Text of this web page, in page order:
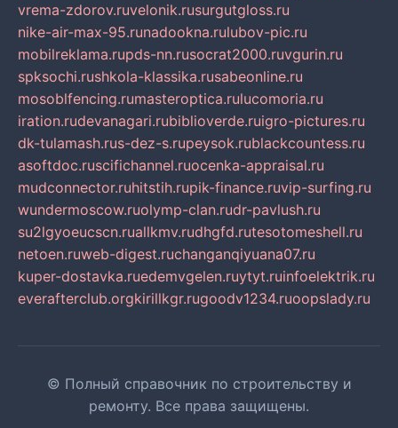
vrema-zdorov.ruvelonik.rusurgutgloss.ru
nike-air-max-95.runadookna.rulubov-pic.ru
mobilreklama.rupds-nn.rusocrat2000.ruvgurin.ru
spksochi.rushkola-klassika.rusabeonline.ru
mosoblfencing.rumasteroptica.rulucomoria.ru
iration.rudevanagari.rubiblioverde.ruigro-pictures.ru
dk-tulamash.rus-dez-s.rupeysok.rublackcountess.ru
asoftdoc.ruscifichannel.ruocenka-appraisal.ru
mudconnector.ruhitstih.rupik-finance.ruvip-surfing.ru
wundermoscow.ruolymp-clan.rudr-pavlush.ru
su2lgyoeucscn.ruallkmv.rudhgfd.rutesotomeshell.ru
netoen.ruweb-digest.ruchanganqiyuana07.ru
kuper-dostavka.ruedemvgelen.ruytyt.ruinfoelektrik.ru
everafterclub.orgkirillkgr.rugoodv1234.ruoopslady.ru
© Полный справочник по строительству и
ремонту. Все права защищены.